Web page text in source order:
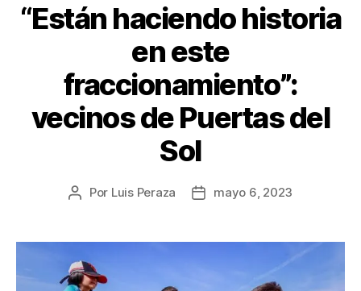
“Están haciendo historia
en este
fraccionamiento”:
vecinos de Puertas del
Sol
Por Luis Peraza mayo 6, 2023